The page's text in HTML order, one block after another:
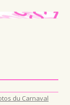
principal
du Carnaval